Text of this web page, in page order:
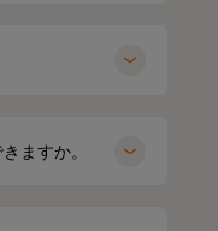
ますか。